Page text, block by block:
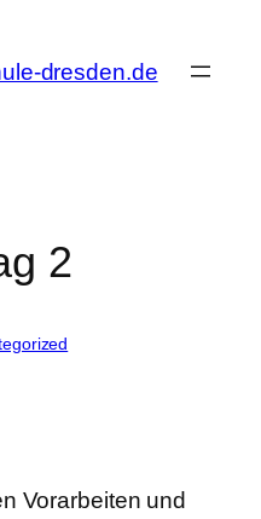
dresden.de
2
Vorarbeiten und